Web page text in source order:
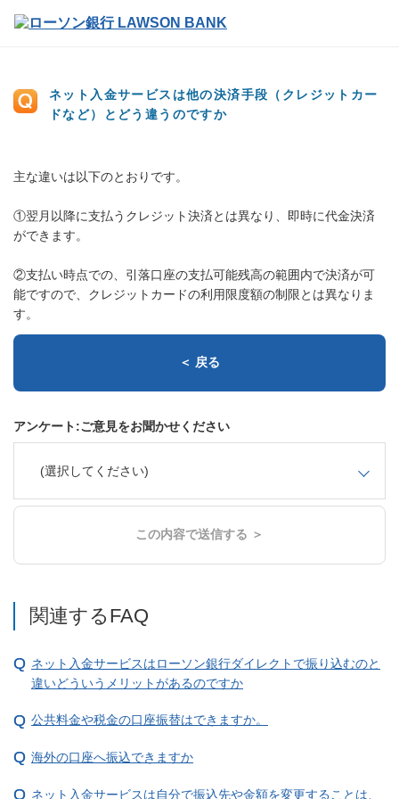
ネット入金サービスは他の決済手段（クレジットカー
ドなど）とどう違うのですか
主な違いは以下のとおりです。
①翌月以降に支払うクレジット決済とは異なり、即時に代金決済
ができます。
②支払い時点での、引落口座の支払可能残高の範囲内で決済が可
能ですので、クレジットカードの利用限度額の制限とは異なりま
す。
＜ 戻る
アンケート:ご意見をお聞かせください
(選択してください)
この内容で送信する ＞
関連するFAQ
ネット入金サービスはローソン銀行ダイレクトで振り込むのと
違いどういうメリットがあるのですか
公共料金や税金の口座振替はできますか。
海外の口座へ振込できますか
ネット入金サービスは自分で振込先や金額を変更することは、